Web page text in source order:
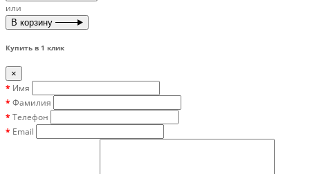
или
В корзину
Купить в 1 клик
×
Имя
Фамилия
Телефон
Email